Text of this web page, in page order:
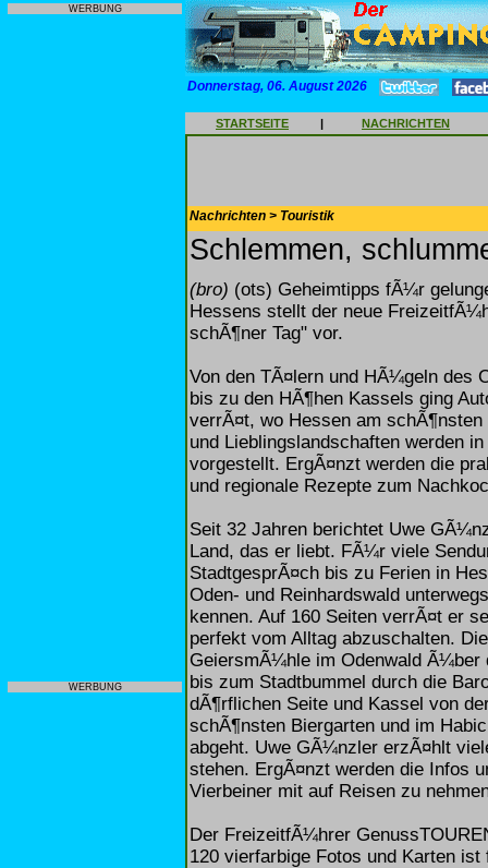
WERBUNG
WERBUNG
Donnerstag, 06. August 2026
STARTSEITE | NACHRICHTEN
Nachrichten > Touristik
Schlemmen,
(bro) (ots) Geheimtipps fÃ¼r
Hessens stellt der neue
schÃ¶ner Tag" vor.
Von den TÃ¤lern und HÃ¼geln des
bis zu den HÃ¶hen Kassels ging
verrÃ¤t, wo Hessen am
und Lieblingslandschaften werden
vorgestellt. ErgÃ¤nzt werden die
und regionale Rezepte zum
Seit 32 Jahren berichtet Uwe
Land, das er liebt. FÃ¼r viele
StadtgesprÃ¤ch bis zu Ferien in
Oden- und Reinhardswald
kennen. Auf 160 Seiten verrÃ¤t er
perfekt vom Alltag abzuschalten.
GeiersmÃ¼hle im Odenwald Ã¼ber
bis zum Stadtbummel durch die
dÃ¶rflichen Seite und Kassel von
schÃ¶nsten Biergarten und im
abgeht. Uwe GÃ¼nzler erzÃ¤hlt
stehen. ErgÃ¤nzt werden die Infos
Vierbeiner mit auf Reisen zu
Der FreizeitfÃ¼hrer
120 vierfarbige Fotos und Karten